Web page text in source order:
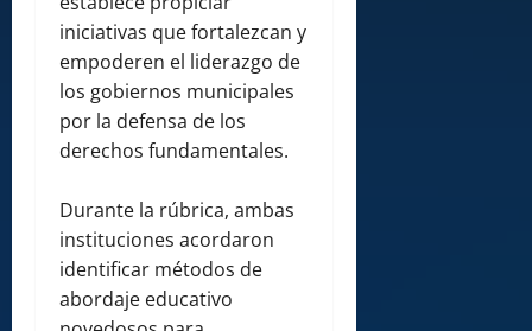
iniciativas que fortalezcan y
empoderen el liderazgo de
los gobiernos municipales
por la defensa de los
derechos fundamentales.
Durante la rúbrica, ambas
instituciones acordaron
identificar métodos de
abordaje educativo